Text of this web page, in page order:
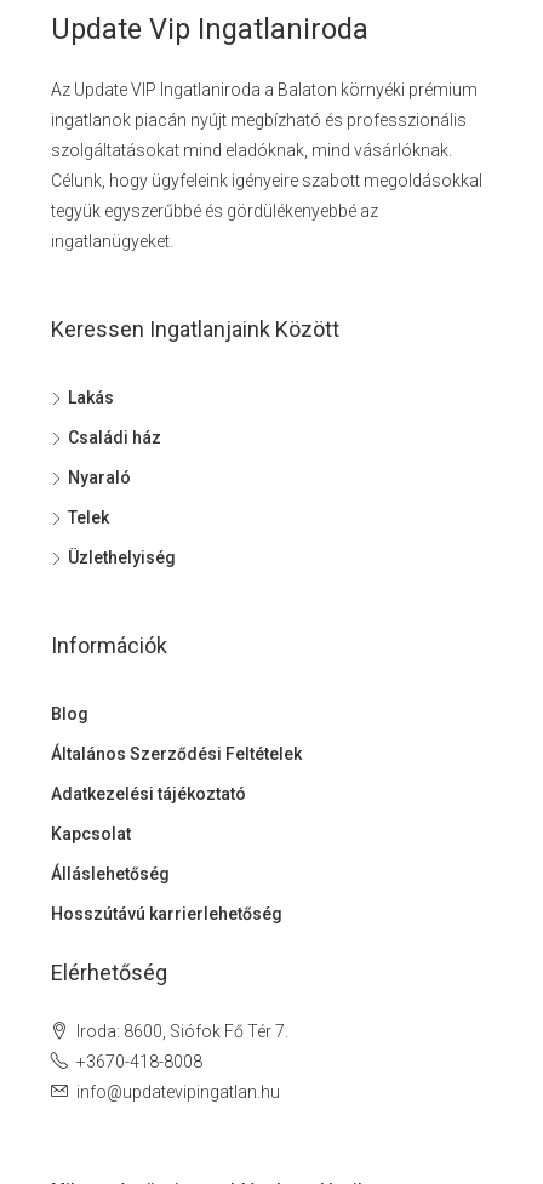
Update Vip Ingatlaniroda
Az Update VIP Ingatlaniroda a Balaton környéki prémium
ingatlanok piacán nyújt megbízható és professzionális
szolgáltatásokat mind eladóknak, mind vásárlóknak.
Célunk, hogy ügyfeleink igényeire szabott megoldásokkal
tegyük egyszerűbbé és gördülékenyebbé az
ingatlanügyeket.
Keressen Ingatlanjaink Között
Lakás
Családi ház
Nyaraló
Telek
Üzlethelyiség
Információk
Blog
Általános Szerződési Feltételek
Adatkezelési tájékoztató
Kapcsolat
Álláslehetőség
Hosszútávú karrierlehetőség
Elérhetőség
Iroda: 8600, Siófok Fő Tér 7.
+3670-418-8008
info@updatevipingatlan.hu